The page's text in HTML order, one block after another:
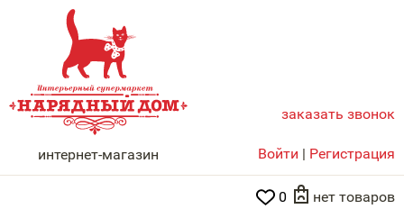
НАРЯДНЫЙ ДОМ
интернет-магазин
заказать звонок
Войти | Регистрация
0 нет товаров